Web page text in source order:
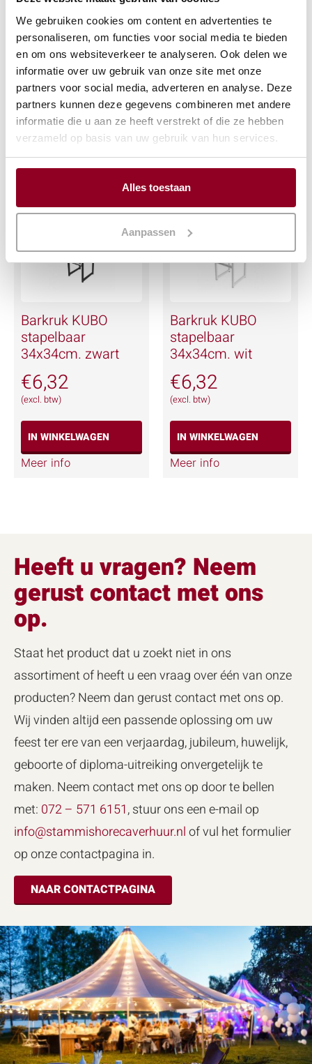
We gebruiken cookies om content en advertenties te
personaliseren, om functies voor social media te bieden
en om ons websiteverkeer te analyseren. Ook delen we
informatie over uw gebruik van onze site met onze
partners voor social media, adverteren en analyse. Deze
partners kunnen deze gegevens combineren met andere
informatie die u aan ze heeft verstrekt of die ze hebben
verzameld op basis van uw gebruik van hun services.
Alles toestaan
Aanpassen
Statafel KUBO
stapelbaar
70x70x110cm wit
€18,97
(excl. btw)
IN WINKELWAGEN
Meer info
Sidetable KUBO
stapelbaar
120x35x74cm
€18,97
(excl. btw)
IN WINKELWAGEN
Meer info
Barkruk KUBO
stapelbaar
34x34cm. zwart
€6,32
(excl. btw)
IN WINKELWAGEN
Meer info
Barkruk KUBO
stapelbaar
34x34cm. wit
€6,32
(excl. btw)
IN WINKELWAGEN
Meer info
Heeft u vragen? Neem
gerust contact met ons
op.
Staat het product dat u zoekt niet in ons
assortiment of heeft u een vraag over één van onze
producten? Neem dan gerust contact met ons op.
Wij vinden altijd een passende oplossing om uw
feest ter ere van een verjaardag, jubileum, huwelijk,
geboorte of diploma-uitreiking onvergetelijk te
maken. Neem contact met ons op door te bellen
met: 072 – 571 6151, stuur ons een e-mail op
info@stammishorecaverhuur.nlof vul het formulier
op onze contactpagina in.
NAAR CONTACTPAGINA